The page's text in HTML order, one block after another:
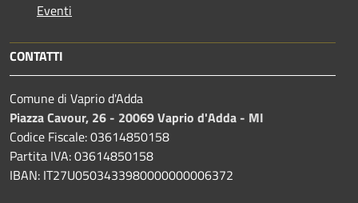
Eventi
CONTATTI
Comune di Vaprio d'Adda
Piazza Cavour, 26 - 20069 Vaprio d'Adda - MI
Codice Fiscale: 03614850158
Partita IVA: 03614850158
IBAN: IT27U0503433980000000006372